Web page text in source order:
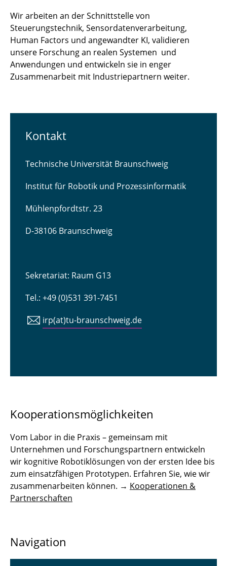
Wir arbeiten an der Schnittstelle von
Steuerungstechnik, Sensordatenverarbeitung,
Human Factors und angewandter KI, validieren
unsere Forschung an realen Systemen und
Anwendungen und entwickeln sie in enger
Zusammenarbeit mit Industriepartnern weiter.
Kontakt
Technische Universität Braunschweig
Institut für Robotik und Prozessinformatik
Mühlenpfordtstr. 23
D-38106 Braunschweig
Sekretariat: Raum G13
Tel.: +49 (0)531 391-7451
irp(at)tu-braunschweig.de
Kooperationsmöglichkeiten
Vom Labor in die Praxis – gemeinsam mit
Unternehmen und Forschungspartnern entwickeln
wir kognitive Robotiklösungen von der ersten Idee bis
zum einsatzfähigen Prototypen. Erfahren Sie, wie wir
zusammenarbeiten können. → Kooperationen &
Partnerschaften
Navigation